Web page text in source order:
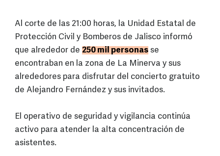
Al corte de las 21:00 horas, la Unidad Estatal de
Protección Civil y Bomberos de Jalisco informó
que alrededor de 250 mil personas se
encontraban en la zona de La Minerva y sus
alrededores para disfrutar del concierto gratuito
de Alejandro Fernández y sus invitados.
El operativo de seguridad y vigilancia continúa
activo para atender la alta concentración de
asistentes.